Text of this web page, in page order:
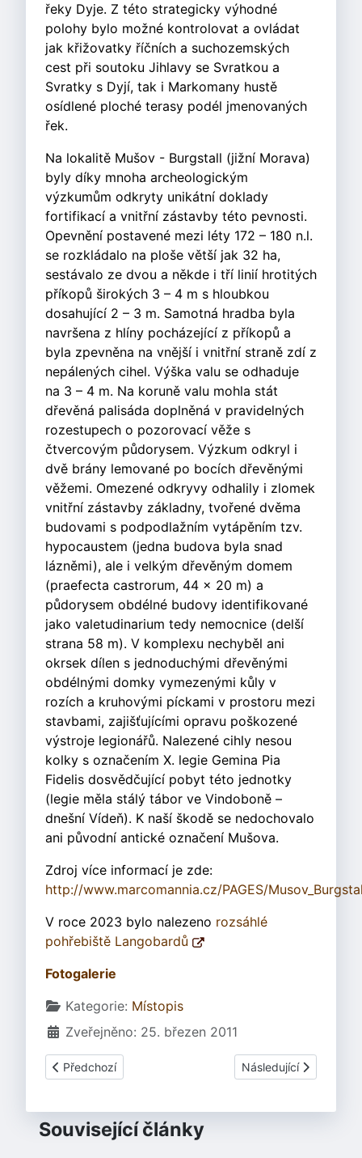
řeky Dyje. Z této strategicky výhodné
polohy bylo možné kontrolovat a ovládat
jak křižovatky říčních a suchozemských
cest při soutoku Jihlavy se Svratkou a
Svratky s Dyjí, tak i Markomany hustě
osídlené ploché terasy podél jmenovaných
řek.
Na lokalitě Mušov - Burgstall (jižní Morava)
byly díky mnoha archeologickým
výzkumům odkryty unikátní doklady
fortifikací a vnitřní zástavby této pevnosti.
Opevnění postavené mezi léty 172 – 180 n.l.
se rozkládalo na ploše větší jak 32 ha,
sestávalo ze dvou a někde i tří linií hrotitých
příkopů širokých 3 – 4 m s hloubkou
dosahující 2 – 3 m. Samotná hradba byla
navršena z hlíny pocházející z příkopů a
byla zpevněna na vnější i vnitřní straně zdí z
nepálených cihel. Výška valu se odhaduje
na 3 – 4 m. Na koruně valu mohla stát
dřevěná palisáda doplněná v pravidelných
rozestupech o pozorovací věže s
čtvercovým půdorysem. Výzkum odkryl i
dvě brány lemované po bocích dřevěnými
věžemi. Omezené odkryvy odhalily i zlomek
vnitřní zástavby základny, tvořené dvěma
budovami s podpodlažním vytápěním tzv.
hypocaustem (jedna budova byla snad
lázněmi), ale i velkým dřevěným domem
(praefecta castrorum, 44 × 20 m) a
půdorysem obdélné budovy identifikované
jako valetudinarium tedy nemocnice (delší
strana 58 m). V komplexu nechyběl ani
okrsek dílen s jednoduchými dřevěnými
obdélnými domky vymezenými kůly v
rozích a kruhovými píckami v prostoru mezi
stavbami, zajišťujícími opravu poškozené
výstroje legionářů. Nalezené cihly nesou
kolky s označením X. legie Gemina Pia
Fidelis dosvědčující pobyt této jednotky
(legie měla stálý tábor ve Vindoboně –
dnešní Vídeň). K naší škodě se nedochovalo
ani původní antické označení Mušova.
Zdroj více informací je zde:
http://www.marcomannia.cz/PAGES/
V roce 2023 bylo nalezeno rozsáhlé
pohřebiště Langobardů
Fotogalerie
Základní údaje
Kategorie: Místopis
Zveřejněno: 25. březen 2011
Předchozí článek: Lipno
Předchozí Další článek:
Následující
Související články